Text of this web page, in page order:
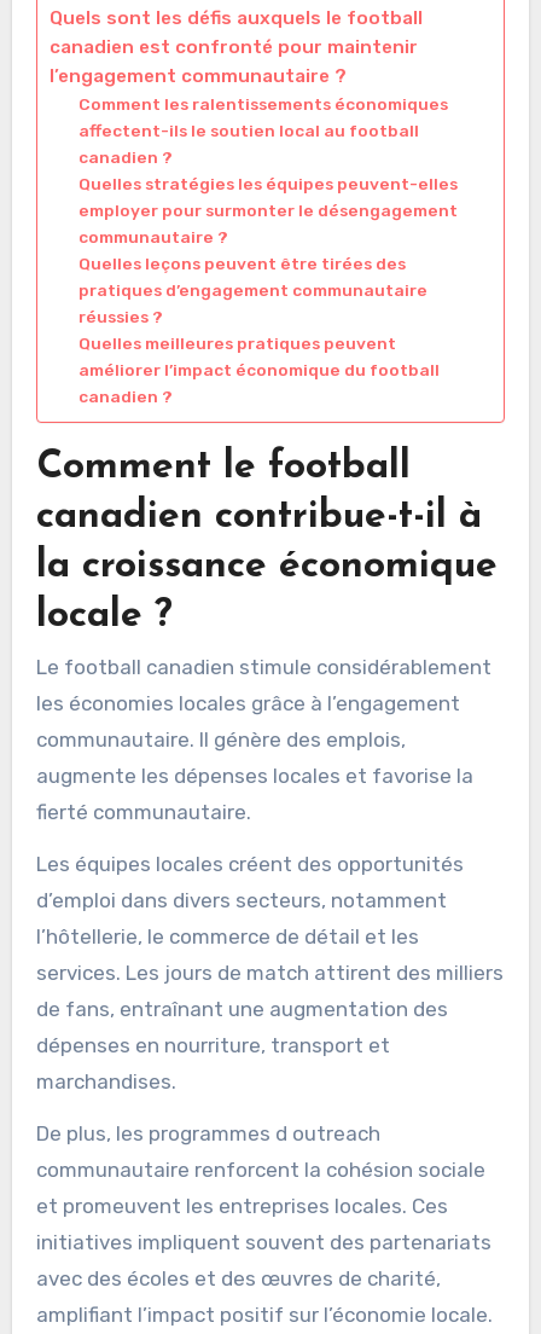
Quels sont les défis auxquels le football
canadien est confronté pour maintenir
l’engagement communautaire ?
Comment les ralentissements économiques
affectent-ils le soutien local au football
canadien ?
Quelles stratégies les équipes peuvent-elles
employer pour surmonter le désengagement
communautaire ?
Quelles leçons peuvent être tirées des
pratiques d’engagement communautaire
réussies ?
Quelles meilleures pratiques peuvent
améliorer l’impact économique du football
canadien ?
Comment le football
canadien contribue-t-il à
la croissance économique
locale ?
Le football canadien stimule considérablement
les économies locales grâce à l’engagement
communautaire. Il génère des emplois,
augmente les dépenses locales et favorise la
fierté communautaire.
Les équipes locales créent des opportunités
d’emploi dans divers secteurs, notamment
l’hôtellerie, le commerce de détail et les
services. Les jours de match attirent des milliers
de fans, entraînant une augmentation des
dépenses en nourriture, transport et
marchandises.
De plus, les programmes d outreach
communautaire renforcent la cohésion sociale
et promeuvent les entreprises locales. Ces
initiatives impliquent souvent des partenariats
avec des écoles et des œuvres de charité,
amplifiant l’impact positif sur l’économie locale.